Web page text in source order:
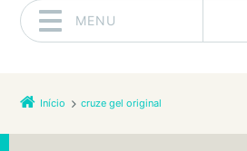
MENU
Início cruze gel original